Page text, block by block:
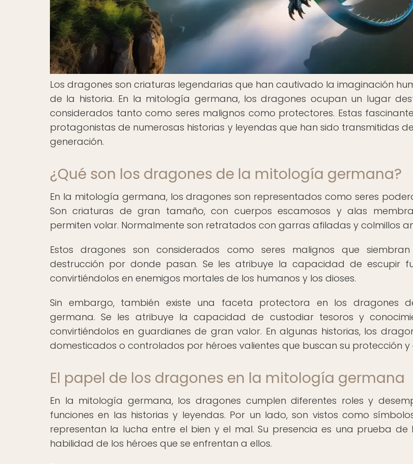
Los dragones son criaturas legendarias que han cautivado la imaginación
de la historia. En la mitología germana, los dragones ocupan un lugar
considerados tanto como seres malignos como protectores. Estas
protagonistas de numerosas historias y leyendas que han sido transmitidas
generación.
¿Qué son los dragones de la mitología germana?
En la mitología germana, los dragones son representados como seres
Son criaturas de gran tamaño, con cuerpos escamosos y alas
permiten volar. Normalmente son retratados con garras afiladas y colmillos
Estos dragones son considerados como seres malignos que
destrucción por donde pasan. Se les atribuye la capacidad de escupir
convirtiéndolos en enemigos mortales de los humanos y los dioses.
Sin embargo, también existe una faceta protectora en los dragones
germana. Se les atribuye la capacidad de custodiar tesoros y
convirtiéndolos en guardianes de gran valor. En algunas historias, los
domesticados o controlados por héroes valientes que buscan su protección y
El papel de los dragones en la mitología germana
En la mitología germana, los dragones cumplen diferentes roles y
funciones en las historias y leyendas. Por un lado, son vistos como
representan la lucha entre el bien y el mal. Su presencia es una prueba
habilidad de los héroes que se enfrentan a ellos.